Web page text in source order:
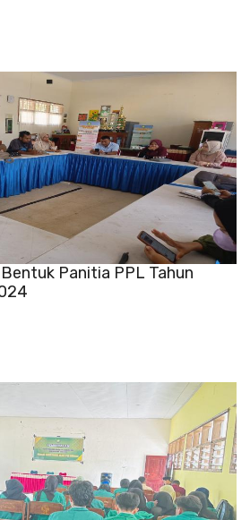
Panitia PPL Tahun